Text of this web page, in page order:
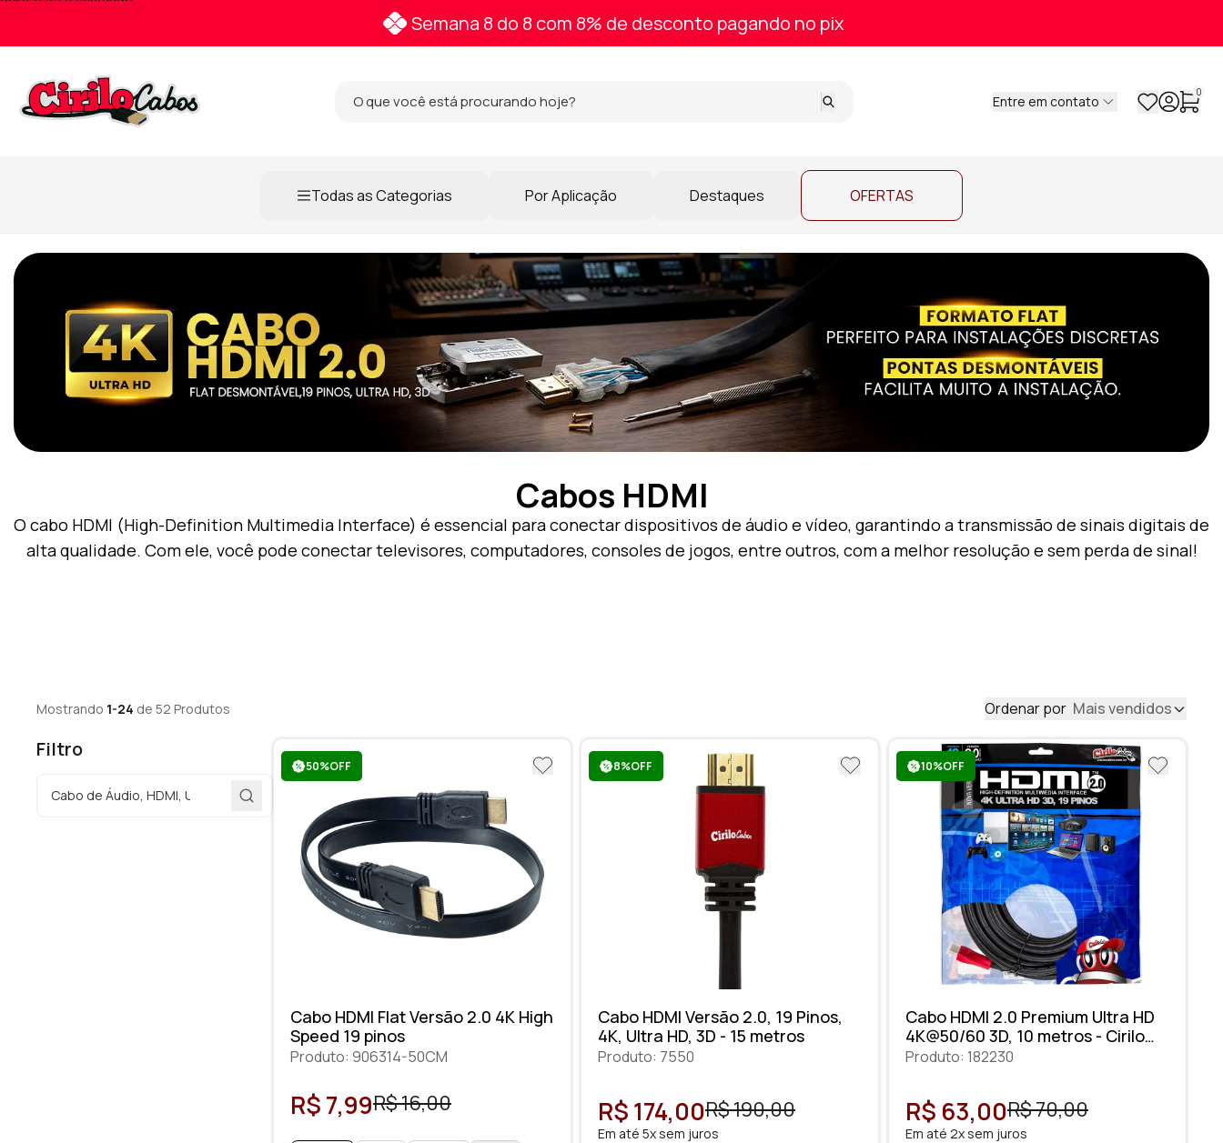
Semana 8 do 8 com 8% de desconto pagando no pix
Entre em contato
0
Todas as Categorias Por Aplicação Destaques OFERTAS
Cabos HDMI
O cabo HDMI (High-Definition Multimedia Interface) é essencial para conectar dispositivos de áudio e vídeo, garantindo a transmissão de sinais digitais de
alta qualidade. Com ele, você pode conectar televisores, computadores, consoles de jogos, entre outros, com a melhor resolução e sem perda de sinal!
Mostrando 1-24 de 52 Produtos Ordenar por Mais vendidos
Filtro
50%OFF
Cabo HDMI Flat Versão 2.0 4K High
Speed 19 pinos
Produto: 906314-50CM
R$ 7,99R$ 16,00
8%OFF
Cabo HDMI Versão 2.0, 19 Pinos,
4K, Ultra HD, 3D - 15 metros
Produto: 7550
R$ 174,00R$ 190,00
Em até 5x sem juros
10%OFF
Cabo HDMI 2.0 Premium Ultra HD
4K@50/60 3D, 10 metros - Cirilo
Cabos
Produto: 182230
R$ 63,00R$ 70,00
Em até 2x sem juros